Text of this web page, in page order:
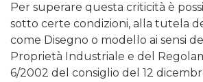
Per superare questa criticità è
sotto certe condizioni, alla tutela
come Disegno o modello ai sensi
Proprietà Industriale e del
6/2002 del consiglio del 12